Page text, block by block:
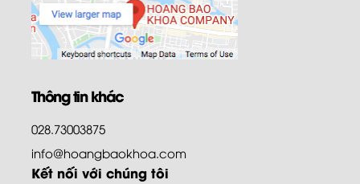
Thông tin khác
028.73003875
info@hoangbaokhoa.com
Kết nối với chúng tôi